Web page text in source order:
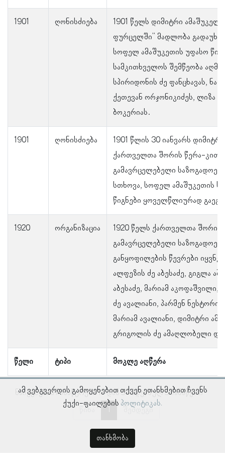
წელი ტიპი მოკლე აღწერა
1901 ღონისძიება
1901 წელს დიმიტრი
ფურცელში" მადლობა
სოფელ ამაშუკეთის უფასო
სამკითხველოს შემწეობა
სპირიდონის ძე ფანცხავას,
ქეთევან ორჯონიკიძეს, ლიზა
ბოკერიას.
1901 ღონისძიება
1901 წლის 30 იანვარს
ქართველთა შორის წერა-
გამავრცელებელი
სთხოვა, სოფელ ამაშუკეთის
წიგნები ყოველწლიურად
1920 ორგანიზაცია
1920 წელს ქართველთა შორის
გამავრცელებელი
განყოფილების წევრები
ალფეზის ძე აბესაძე, გიგლა
აბესაძე, მარიამ
ძე ავალიანი, პარმენ
მარიამ ავალიანი, დიმიტრი
გრიგოლის ძე ამაღლობელი და
ნაჩვენებია ჩანაწერები 1–დან 5–მდე, სულ 5 ჩანაწერი
წინა
შემდეგი
ამ ვებგვერდის გამოყენებით თქვენ ეთანხმებით ჩვენს
ქუქი-ფაილების პოლიტიკას.
თანხმობა